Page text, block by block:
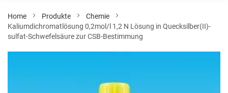
Inhalt
Home Produkte
Chemie
Kaliumdichromatlösung 0,2mol/l 1,2 N Lösung in Quecksilber(II)-
sulfat-Schwefelsäure zur CSB-Bestimmung